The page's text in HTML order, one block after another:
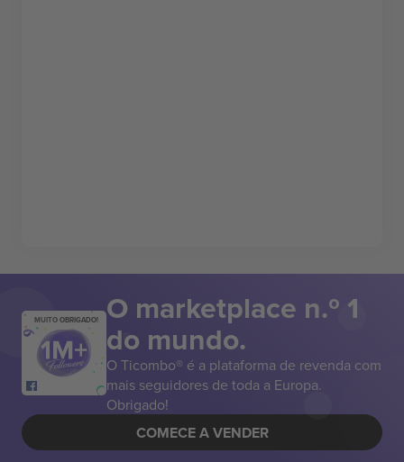
MUITO OBRIGADO! O marketplace n.º 1
do mundo.
O Ticombo® é a plataforma de revenda com
mais seguidores de toda a Europa.
Obrigado!
COMECE A VENDER